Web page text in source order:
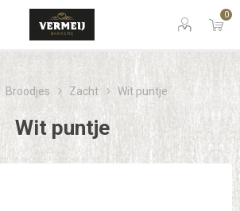
0
Broodjes Zacht Wit puntje
Wit puntje